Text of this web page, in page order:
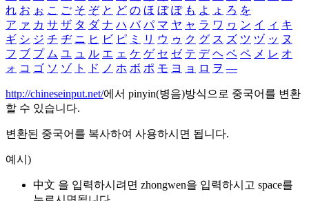
れ お ぉ こ ご そ ぞ と ど の ほ ぼ ぽ も よ ょ ろ を
ア ァ カ サ ザ タ ダ ナ ハ バ パ マ ヤ ャ ラ ワ ヮ ン イ ィ キ
ギ シ ジ チ ヂ ニ ヒ ビ ピ ミ リ ウ ゥ ク グ ス ズ ツ ヅ ッ ヌ
フ ブ プ ム ユ ュ ル エ ェ ケ ゲ セ ゼ テ デ ヘ ベ ペ メ レ オ
ォ コ ゴ ソ ゾ ト ド ノ ホ ボ ポ モ ヨ ョ ロ ヲ ―
http://chineseinput.net/에서 pinyin(병음)방식으로 중국어를 변환
할 수 있습니다.
변환된 중국어를 복사하여 사용하시면 됩니다.
예시)
中文 을 입력하시려면 zhongwen을 입력하시고 space를